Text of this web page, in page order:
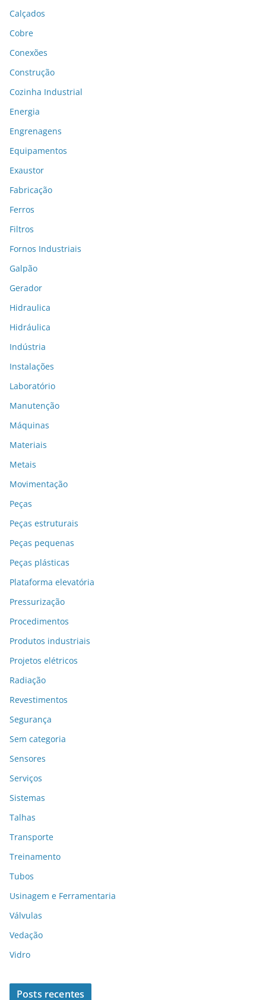
Calçados
Cobre
Conexões
Construção
Cozinha Industrial
Energia
Engrenagens
Equipamentos
Exaustor
Fabricação
Ferros
Filtros
Fornos Industriais
Galpão
Gerador
Hidraulica
Hidráulica
Indústria
Instalações
Laboratório
Manutenção
Máquinas
Materiais
Metais
Movimentação
Peças
Peças estruturais
Peças pequenas
Peças plásticas
Plataforma elevatória
Pressurização
Procedimentos
Produtos industriais
Projetos elétricos
Radiação
Revestimentos
Segurança
Sem categoria
Sensores
Serviços
Sistemas
Talhas
Transporte
Treinamento
Tubos
Usinagem e Ferramentaria
Válvulas
Vedação
Vidro
Posts recentes